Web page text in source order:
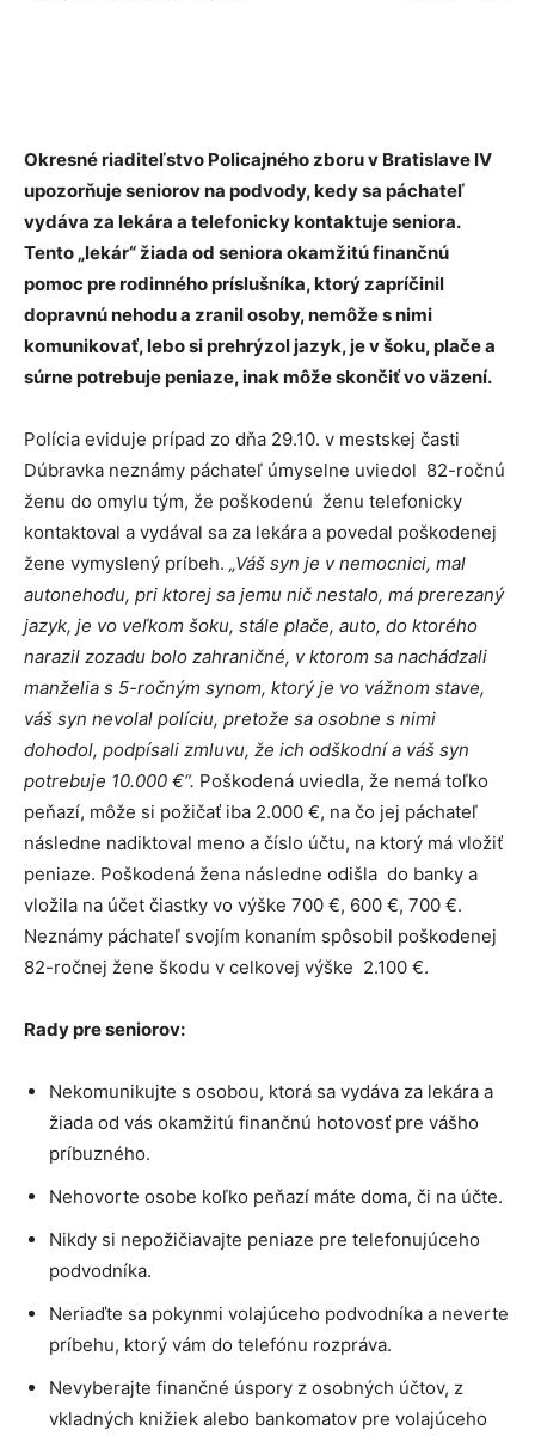
Okresné riaditeľstvo Policajného zboru v Bratislave IV
upozorňuje seniorov na podvody, kedy sa páchateľ
vydáva za lekára a telefonicky kontaktuje seniora.
Tento „lekár“ žiada od seniora okamžitú finančnú
pomoc pre rodinného príslušníka, ktorý zapríčinil
dopravnú nehodu a zranil osoby, nemôže s nimi
komunikovať, lebo si prehrýzol jazyk, je v šoku, plače a
súrne potrebuje peniaze, inak môže skončiť vo väzení.
Polícia eviduje prípad zo dňa 29.10. v mestskej časti
Dúbravka neznámy páchateľ úmyselne uviedol 82-ročnú
ženu do omylu tým, že poškodenú ženu telefonicky
kontaktoval a vydával sa za lekára a povedal poškodenej
žene vymyslený príbeh. „Váš syn je v nemocnici, mal
autonehodu, pri ktorej sa jemu nič nestalo, má prerezaný
jazyk, je vo veľkom šoku, stále plače, auto, do ktorého
narazil zozadu bolo zahraničné, v ktorom sa nachádzali
manželia s 5-ročným synom, ktorý je vo vážnom stave,
váš syn nevolal políciu, pretože sa osobne s nimi
dohodol, podpísali zmluvu, že ich odškodní a váš syn
potrebuje 10.000 €“. Poškodená uviedla, že nemá toľko
peňazí, môže si požičať iba 2.000 €, na čo jej páchateľ
následne nadiktoval meno a číslo účtu, na ktorý má vložiť
peniaze. Poškodená žena následne odišla do banky a
vložila na účet čiastky vo výške 700 €, 600 €, 700 €.
Neznámy páchateľ svojím konaním spôsobil poškodenej
82-ročnej žene škodu v celkovej výške 2.100 €.
Rady pre seniorov:
Nekomunikujte s osobou, ktorá sa vydáva za lekára a
žiada od vás okamžitú finančnú hotovosť pre vášho
príbuzného.
Nehovorte osobe koľko peňazí máte doma, či na účte.
Nikdy si nepožičiavajte peniaze pre telefonujúceho
podvodníka.
Neriaďte sa pokynmi volajúceho podvodníka a neverte
príbehu, ktorý vám do telefónu rozpráva.
Nevyberajte finančné úspory z osobných účtov, z
vkladných knižiek alebo bankomatov pre volajúceho